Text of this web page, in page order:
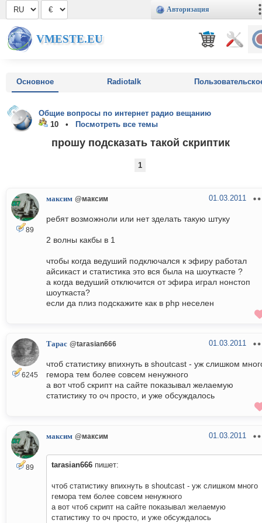
Авторизация
VMESTE.EU
Основное Radiotalk
Общие вопросы по интернет радио вещанию
10 •
Посмотреть все темы
прошу подсказать такой скриптик
1
89
максим @максим 01.03.2011
ребят возможноли или нет зделать такую штуку
2 волны какбы в 1
чтобы когда ведуший подключался к эфиру работал
айсикаст и статистика это вся была на шоуткасте ?
а когда ведуший отключится от эфира играл нонстоп
шоуткаста?
если да плиз подскажите как в php неселен
6245
Тарас @tarasian666 01.03.2011
чтоб статистику впихнуть в shoutcast - уж слишком
гемора тем более совсем ненужного
а вот чтоб скрипт на сайте показывал желаемую
статистику то оч просто, и уже обсуждалось
89
максим @максим 01.03.2011
tarasian666 пишет:
чтоб статистику впихнуть в shoutcast - уж слишком много
гемора тем более совсем ненужного
а вот чтоб скрипт на сайте показывал желаемую
статистику то оч просто, и уже обсуждалось